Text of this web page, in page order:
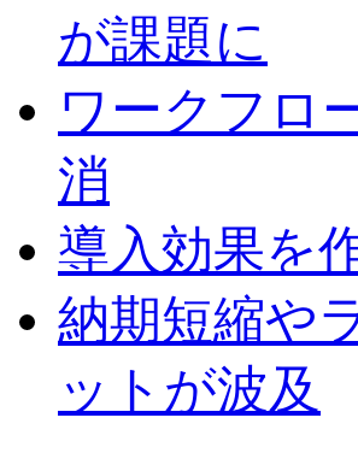
が課題に
ワークフロ
消
導入効果を
納期短縮や
ットが波及